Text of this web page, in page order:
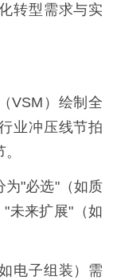
转型需求与实
VSM）绘制全
业冲压线节拍
为"必选"（如质
未来扩展"（如
电子组装）需